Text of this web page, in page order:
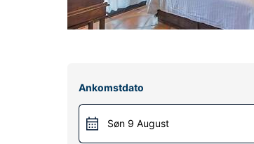
Ankomstdato
Søn 9 August